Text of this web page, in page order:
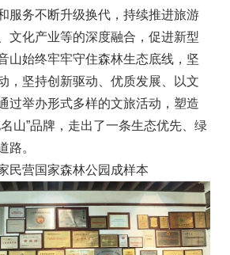
服务不断升级换代，持续推进旅游
文化产业等的深度融合，促进新型
山始终牢牢守住森林生态底线，坚
，坚持创新驱动、优质发展、以文
过举办形式多样的文旅活动，塑造
山”品牌，走出了一条生态优先、绿
路。
民营国家森林公园成样本